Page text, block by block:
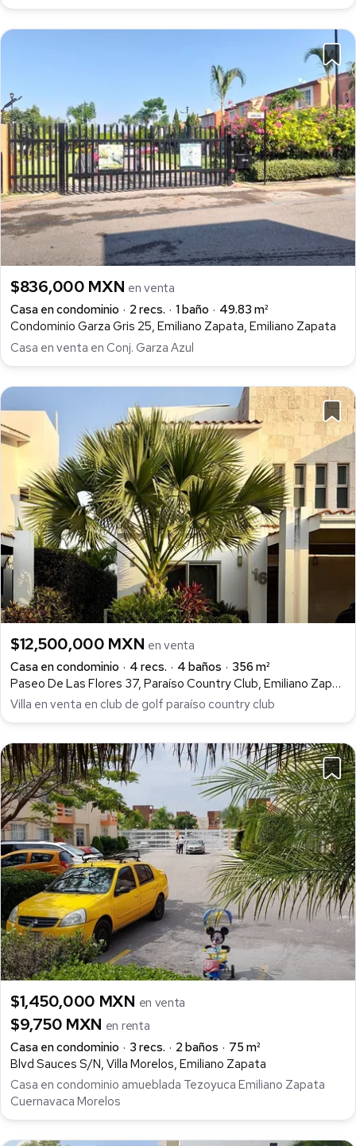
$836,000 MXN en venta
Casa en condominio
2 recs. 1 baño
49.83 m²
Condominio Garza Gris 25, Emiliano Zapata, Emiliano Zapata
Casa en venta en Conj. Garza Azul
$12,500,000 MXN en venta
Casa en condominio
4 recs. 4 baños
356 m²
Paseo De Las Flores 37, Paraíso Country Club, Emiliano Zapata
Villa en venta en club de golf paraíso country club
$1,450,000 MXN en venta
$9,750 MXN en renta
Casa en condominio
3 recs. 2 baños
75 m²
Blvd Sauces S/N, Villa Morelos, Emiliano Zapata
Casa en condominio amueblada Tezoyuca Emiliano Zapata
Cuernavaca Morelos